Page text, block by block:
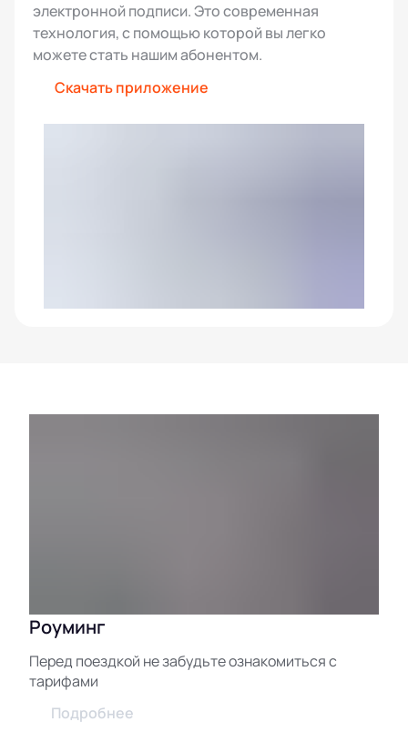
электронной подписи. Это современная
технология, с помощью которой вы легко
можете стать нашим абонентом.
Скачать приложение
Роуминг
Перед поездкой не забудьте ознакомиться с
тарифами
Подробнее